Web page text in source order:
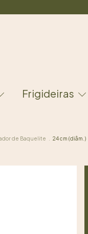
Frigideiras
de Baquelite 24 cm (diâm.)